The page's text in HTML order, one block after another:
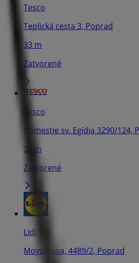
Tesco
Teplická cesta 3, Poprad
33 m
Zatvorené
Tesco
Námestie sv. Egídia 3290/124,
33 m
Zatvorené
Lidl
Moyzesova, 4489/2, Poprad